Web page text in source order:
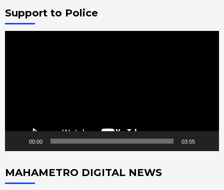
Support to Police
00:00 03:55
MAHAMETRO DIGITAL NEWS